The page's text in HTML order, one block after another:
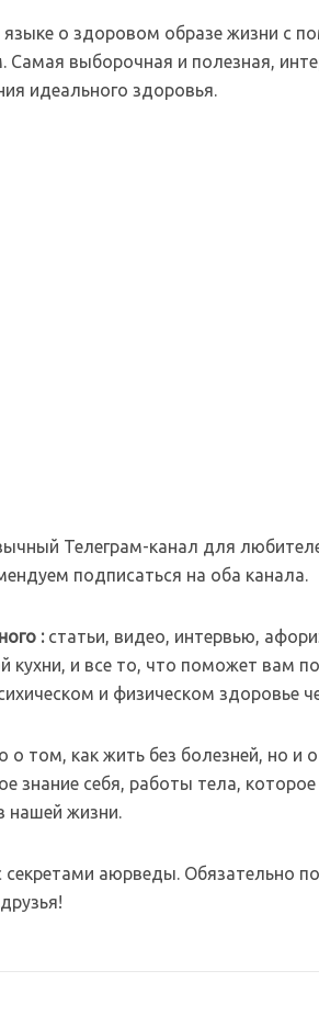
языке о здоровом образе жизни с
Самая выборочная и полезная,
идеального здоровья.
Телеграм-канал для
подписаться на оба канала.
: статьи, видео, интервью,
кухни, и все то, что поможет вам
и физическом здоровье
том, как жить без болезней, но и
знание себя, работы тела,
нашей жизни.
секретами аюрведы. Обязательно